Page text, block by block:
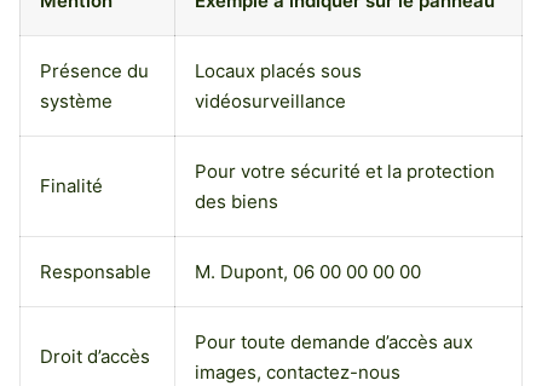
Présence du
système
Locaux placés sous
vidéosurveillance
Finalité
Pour votre sécurité et la protection
des biens
Responsable M. Dupont, 06 00 00 00 00
Droit d’accès
Pour toute demande d’accès aux
images, contactez-nous